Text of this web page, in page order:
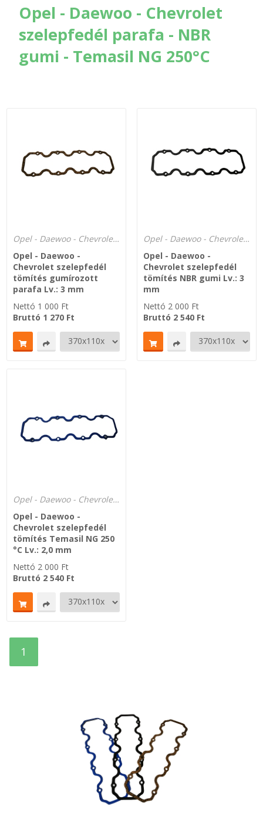
GÉPÉSZET-PÉBÉ-gáz - KÉSZLETEK
IPARI KARIMA TÖMÍTÉS
SZEMÉLY GÉPJÁRMŰ TÖMÍTÉS
TÖMLŐBILINCS
Rólunk
Egyedi gyártás
Adatkezelés
Opel - Daewoo - Chevrolet
szelepfedél parafa - NBR
gumi - Temasil NG 250°C
Opel - Daewoo - Chevrolet szelepfedél parafa - NBR gumi - Temasil NG 250°C
Opel - Daewoo -
Chevrolet szelepfedél
tömítés gumírozott
parafa Lv.: 3 mm
Nettó 1 000 Ft
Bruttó 1 270 Ft
Opel - Daewoo - Chevrolet szelepfedél parafa - NBR gumi - Temasil NG 250°C
Opel - Daewoo -
Chevrolet szelepfedél
tömítés NBR gumi Lv.: 3
mm
Nettó 2 000 Ft
Bruttó 2 540Ft
Opel - Daewoo - Chevrolet szelepfedél parafa - NBR gumi - Temasil NG 250°C
Opel - Daewoo -
Chevrolet szelepfedél
tömítés Temasil NG 250
°C Lv.: 2,0 mm
Nettó 2 000 Ft
Bruttó 2 540 Ft
1